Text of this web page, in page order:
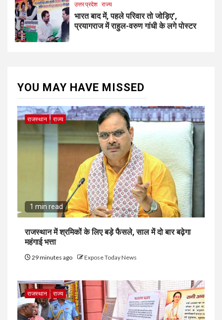
उत्तर प्रदेश राज्य
भारत बाद में, पहले परिवार तो जोड़िए’,
प्रयागराज में राहुल-वरुण गांधी के लगे पोस्टर
YOU MAY HAVE MISSED
राजस्थान राज्य
1 min read
राजस्थान में श्रमिकों के लिए बड़े फैसले, साल में दो बार बढ़ेगा
महंगाई भत्ता
29 minutes ago Expose Today News
राजस्थान राज्य